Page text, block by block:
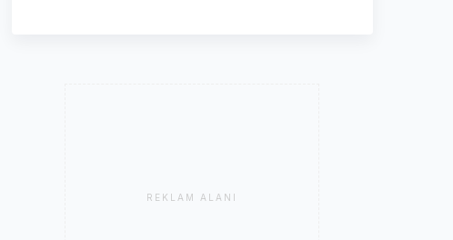
REKLAM ALANI